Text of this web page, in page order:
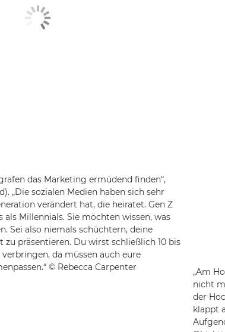
das Marketing ermüdend finden“,
„Die sozialen Medien haben sich sehr
verändert hat, die heiratet. Gen Z
Millennials. Sie möchten wissen, was
Sei also niemals schüchtern, deine
präsentieren. Du wirst schließlich 10 bis
da müssen auch eure
© Rebecca Carpenter
„Am
nicht
der
klappt